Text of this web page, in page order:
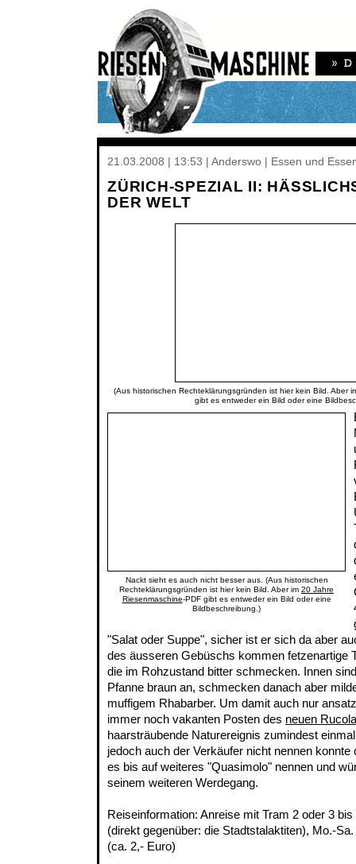
21.03.2008 | 13:53 | Anderswo | Essen und
ZÜRICH-SPEZIAL II:
DER WELT
(Aus historischen Rechteklärungsgründen ist hier kein Bild. Aber
gibt es entweder ein Bild oder eine
Nackt sieht es auch nicht besser aus. (Aus historischen
Rechteklärungsgründen ist hier kein Bild. Aber im 20 Jahre
Riesenmaschine-PDF gibt es entweder ein Bild oder eine
Bildbeschreibung.)
"Salat oder Suppe", sicher ist er sich da aber
des äusseren Gebüschs kommen fetzenartige
die im Rohzustand bitter schmecken. Innen
Pfanne braun an, schmecken danach aber
muffigem Rhabarber. Um damit auch nur
immer noch vakanten Posten des neuen
haarsträubende Naturereignis zumindest
jedoch auch der Verkäufer nicht nennen konnte
es bis auf weiteres "Quasimolo" nennen und
seinem weiteren Werdegang.
Reiseinformation: Anreise mit Tram 2 oder 3
(direkt gegenüber: die Stadtstalaktiten), Mo.-
(ca. 2,- Euro)